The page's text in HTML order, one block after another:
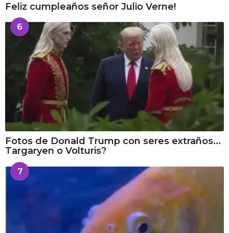
Feliz cumpleaños señor Julio Verne!
6
Fotos de Donald Trump con seres extraños...
Targaryen o Volturis?
7